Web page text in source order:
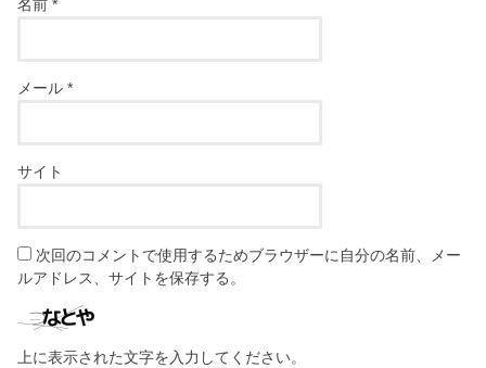
名前*
メール*
サイト
次回のコメントで使用するためブラウザーに自分の名前、メー
ルアドレス、サイトを保存する。
上に表示された文字を入力してください。